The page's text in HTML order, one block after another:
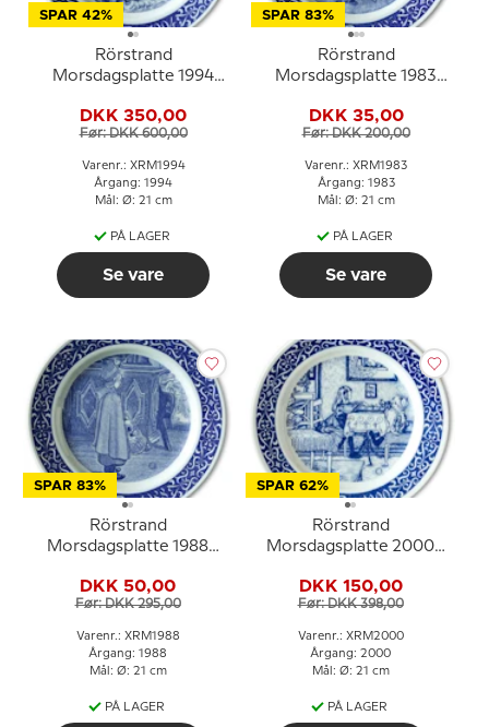
SPAR 42%
Rörstrand
Morsdagsplatte 1994
DKK 350,00
Før: DKK 600,00
Varenr.: XRM1994
Årgang: 1994
Mål: Ø: 21 cm
PÅ LAGER
Se vare
SPAR 83%
Rörstrand
Morsdagsplatte 1983
DKK 35,00
Før: DKK 200,00
Varenr.: XRM1983
Årgang: 1983
Mål: Ø: 21 cm
PÅ LAGER
Se vare
SPAR 83%
Rörstrand
Morsdagsplatte 1988
DKK 50,00
Før: DKK 295,00
Varenr.: XRM1988
Årgang: 1988
Mål: Ø: 21 cm
PÅ LAGER
SPAR 62%
Rörstrand
Morsdagsplatte 2000
DKK 150,00
Før: DKK 398,00
Varenr.: XRM2000
Årgang: 2000
Mål: Ø: 21 cm
PÅ LAGER